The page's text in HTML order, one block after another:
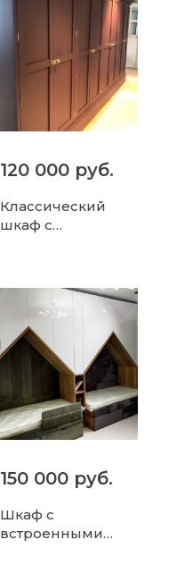
120 000 руб.
Классический
шкаф с
150 000 руб.
Шкаф с
встроенными